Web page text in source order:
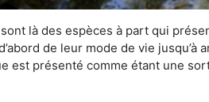
là des espèces à part qui
de leur mode de vie jusqu’à
présenté comme étant une